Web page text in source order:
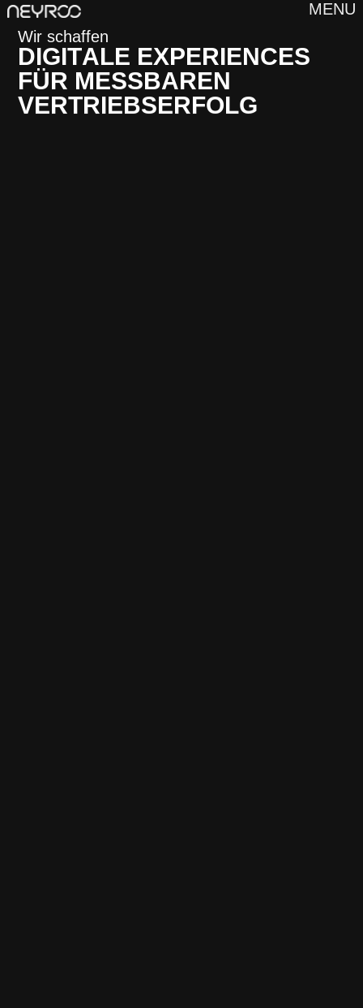
MENU
Wir schaffen
DIGITALE EXPERIENCES
FÜR MESSBAREN
VERTRIEBSERFOLG